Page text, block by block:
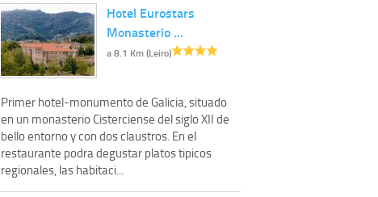
Hotel Eurostars
Monasterio …
a 8.1 Km (Leiro)
Primer hotel-monumento de Galicia, situado
en un monasterio Cisterciense del siglo XII de
bello entorno y con dos claustros. En el
restaurante podra degustar platos tipicos
regionales, las habitaci...